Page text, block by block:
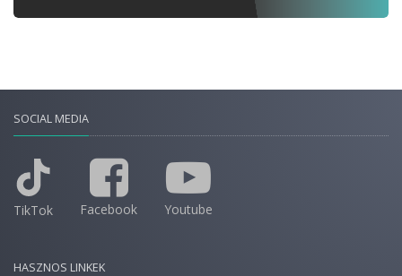
SOCIAL MEDIA
TikTok Facebook Youtube
HASZNOS LINKEK